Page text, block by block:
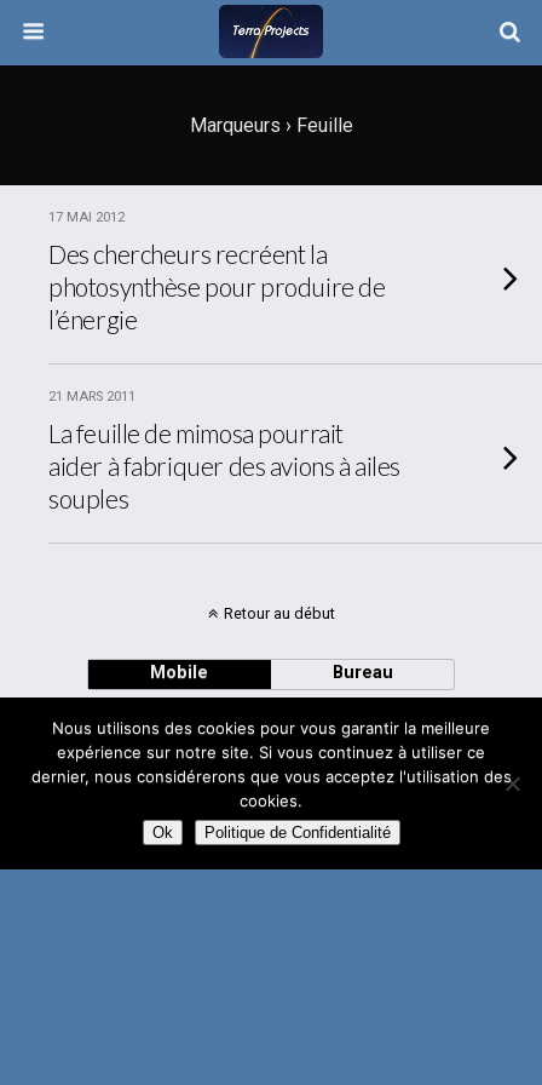
Marqueurs › Feuille
17 MAI 2012
Des chercheurs recréent la
photosynthèse pour produire de
l’énergie
21 MARS 2011
La feuille de mimosa pourrait
aider à fabriquer des avions à ailes
souples
Retour au début
Mobile Bureau
Avec
WPtouch Mobile Suite for WordPress
Nous utilisons des cookies pour vous garantir la meilleure
expérience sur notre site. Si vous continuez à utiliser ce
dernier, nous considérerons que vous acceptez l'utilisation des
cookies.
Ok Politique de Confidentialité